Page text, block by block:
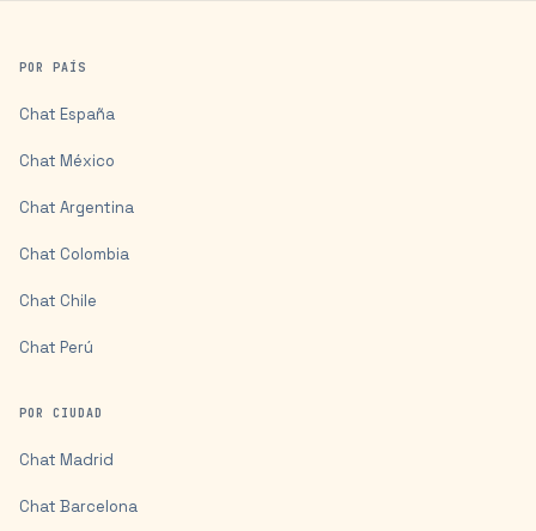
POR PAÍS
Chat España
Chat México
Chat Argentina
Chat Colombia
Chat Chile
Chat Perú
POR CIUDAD
Chat Madrid
Chat Barcelona